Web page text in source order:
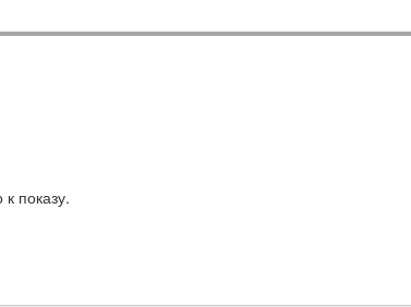
показу.